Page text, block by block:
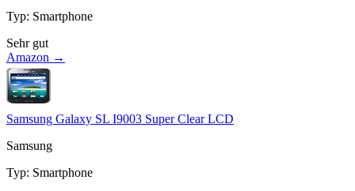
Typ: Smartphone
Sehr gut
Amazon →
Samsung Galaxy SL I9003 Super Clear LCD
Samsung
Typ: Smartphone